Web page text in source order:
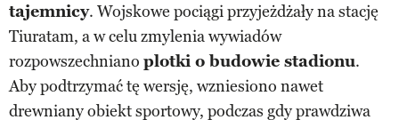
tajemnicy. Wojskowe pociągi przyjeżdżały na stację
Tiuratam, a w celu zmylenia wywiadów
rozpowszechniano plotki o budowie stadionu.
Aby podtrzymać tę wersję, wzniesiono nawet
drewniany obiekt sportowy, podczas gdy prawdziwa